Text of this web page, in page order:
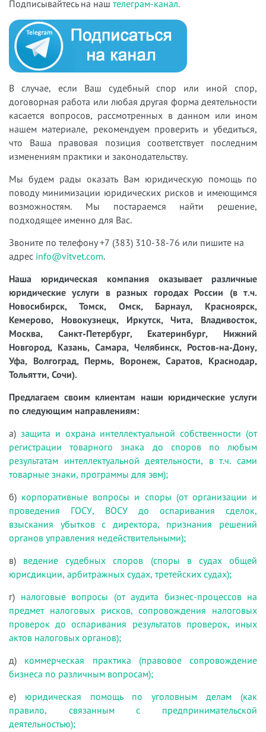
Подписывайтесь на наш телеграм-канал.
В случае, если Ваш судебный спор или иной спор,
договорная работа или любая другая форма деятельности
касается вопросов, рассмотренных в данном или ином
нашем материале, рекомендуем проверить и убедиться,
что Ваша правовая позиция соответствует последним
изменениям практики и законодательству.
Мы будем рады оказать Вам юридическую помощь по
поводу минимизации юридических рисков и имеющимся
возможностям. Мы постараемся найти решение,
подходящее именно для Вас.
Звоните по телефону +7 (383) 310-38-76 или пишите на
адрес info@vitvet.com.
Наша юридическая компания оказывает различные
юридические услуги в разных городах России (в т.ч.
Новосибирск, Томск, Омск, Барнаул, Красноярск,
Кемерово, Новокузнецк, Иркутск, Чита, Владивосток,
Москва, Санкт-Петербург, Екатеринбург, Нижний
Новгород, Казань, Самара, Челябинск, Ростов-на-Дону,
Уфа, Волгоград, Пермь, Воронеж, Саратов, Краснодар,
Тольятти, Сочи).
Предлагаем своим клиентам наши юридические услуги
по следующим направлениям:
а) защита и охрана интеллектуальной собственности (от
регистрации товарного знака до споров по любым
результатам интеллектуальной деятельности, в т.ч. сами
товарные знаки, программы для эвм);
б) корпоративные вопросы и споры (от организации и
проведения ГОСУ, ВОСУ до оспаривания сделок,
взыскания убытков с директора, признания решений
органов управления недействительными);
в) ведение судебных споров (споры в судах общей
юрисдикции, арбитражных судах, третейских судах);
г) налоговые вопросы (от аудита бизнес-процессов на
предмет налоговых рисков, сопровождения налоговых
проверок до оспаривания результатов проверок, иных
актов налоговых органов);
д) коммерческая практика (правовое сопровождение
бизнеса по различным вопросам);
е) юридическая помощь по уголовным делам (как
правило, связанным с предпринимательской
деятельностью);